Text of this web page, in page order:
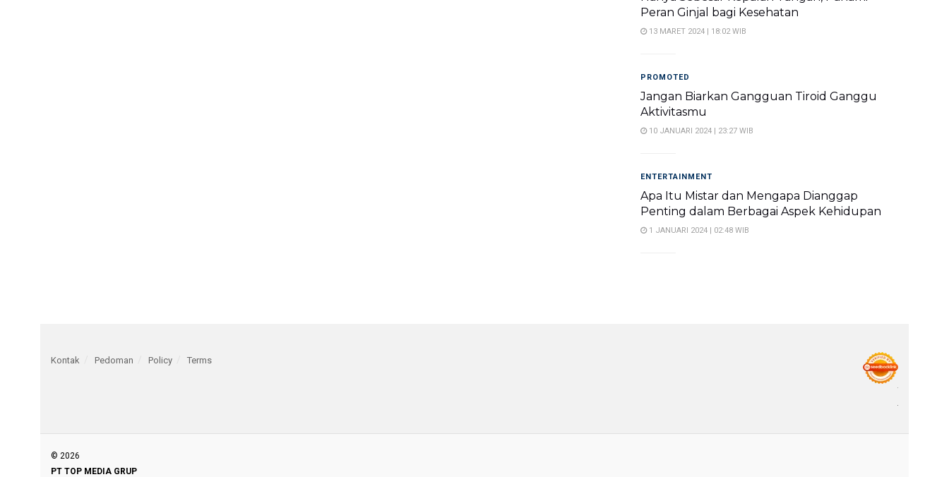
Peran Ginjal bagi Kesehatan
13 MARET 2024 | 18:02 WIB
PROMOTED
Jangan Biarkan Gangguan Tiroid Ganggu
Aktivitasmu
10 JANUARI 2024 | 23:27 WIB
ENTERTAINMENT
Apa Itu Mistar dan Mengapa Dianggap
Penting dalam Berbagai Aspek Kehidupan
1 JANUARI 2024 | 02:48 WIB
Kontak Pedoman Policy Terms
© 2026
PT TOP MEDIA GRUP